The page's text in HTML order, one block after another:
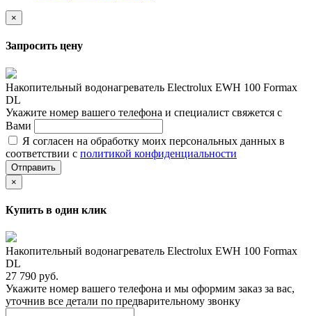
×
Запросить цену
Накопительный водонагреватель Electrolux EWH 100 Formax
DL
Укажите номер вашего телефона и специалист свяжется с
Вами
Я согласен на обработку моих персональных данных в
соответствии с политикой конфиденциальности
Отправить
×
Купить в один клик
Накопительный водонагреватель Electrolux EWH 100 Formax
DL
27 790 руб.
Укажите номер вашего телефона и мы оформим заказ за вас,
уточнив все детали по предварительному звонку